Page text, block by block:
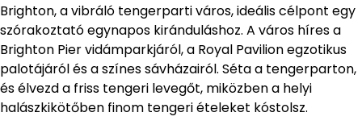
Brighton, a vibráló tengerparti város, ideális célpont egy
szórakoztató egynapos kiránduláshoz. A város híres a
Brighton Pier vidámparkjáról, a Royal Pavilion egzotikus
palotájáról és a színes sávházairól. Séta a tengerparton,
és élvezd a friss tengeri levegőt, miközben a helyi
halászkikötőben finom tengeri ételeket kóstolsz.